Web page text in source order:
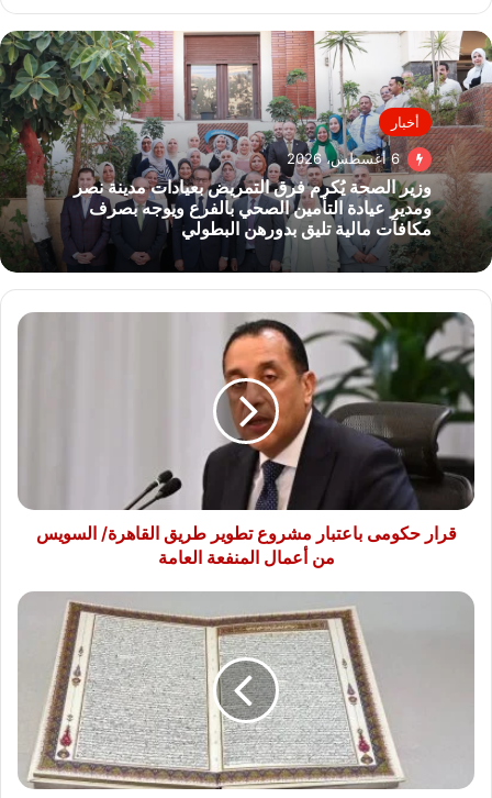
أخبار
6 أغسطس، 2026
وزير الصحة يُكرم فرق التمريض بعيادات مدينة نصر
ومدير عيادة التأمين الصحي بالفرع ويوجه بصرف
مكافآت مالية تليق بدورهن البطولي
قرار
حكومى
باعتبار
مشروع
تطوير
طريق
القاهرة/
السويس
من
أعمالقرار حكومى باعتبار مشروع تطوير طريق القاهرة/ السويس
من أعمال المنفعة العامة
مصحف
بالقرآن